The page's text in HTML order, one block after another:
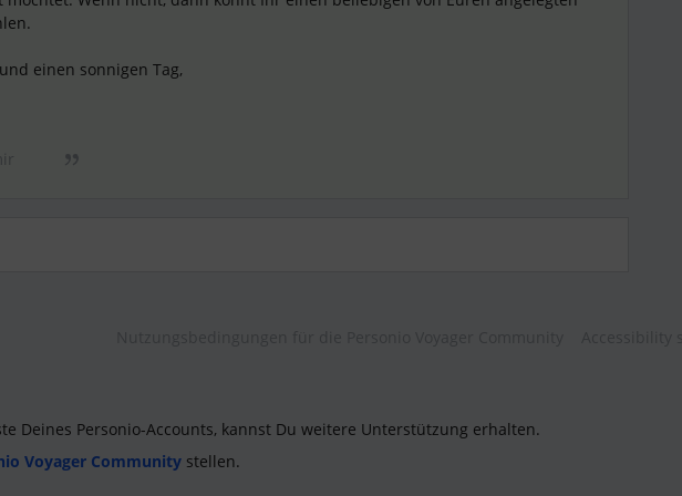
einen sonnigen Tag,
Deines Personio-Accounts, kannst Du weitere Unterstützung erhalten.
Voyager Community stellen.